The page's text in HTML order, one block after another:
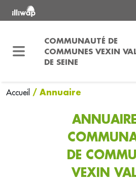
COMMUNAUTÉ DE
COMMUNES VEXIN
DE SEINE
Accueil / Annuaire
DE
VEXIN